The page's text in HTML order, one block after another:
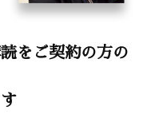
をご契約の方の